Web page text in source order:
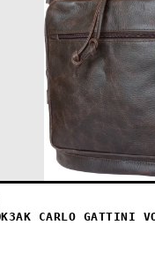
CARLO GATTINI